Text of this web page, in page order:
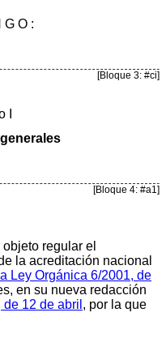
G O :
[Bloque 3: #ci]
I
[Bloque 4: #a1]
regular el
la acreditación nacional
Ley Orgánica 6/2001, de
en su nueva redacción
12 de abril , por la que